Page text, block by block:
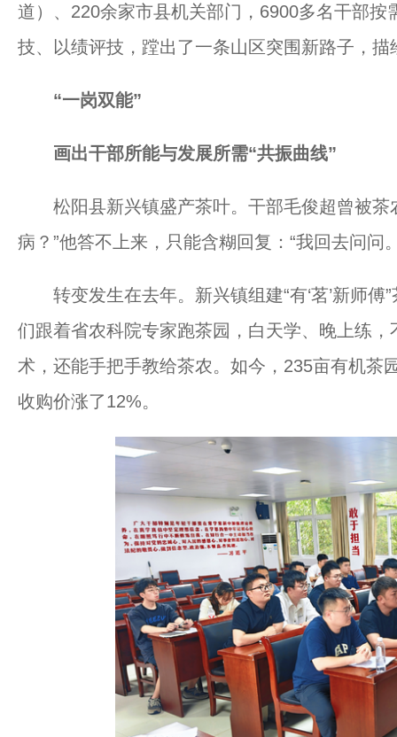
道）、220余家市县机关部门，6900多名干部
技、以绩评技，蹚出了一条山区突围新路子，
“一岗双能”
画出干部所能与发展所需“共振曲线”
松阳县新兴镇盛产茶叶。干部毛俊超曾被茶
病？”他答不上来，只能含糊回复：“我回去问问
转变发生在去年。新兴镇组建“有‘茗’新师傅
们跟着省农科院专家跑茶园，白天学、晚上练
术，还能手把手教给茶农。如今，235亩有机茶
收购价涨了12%。